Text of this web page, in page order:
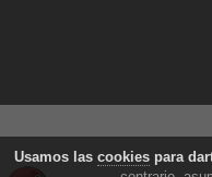
Usamos las cookies para